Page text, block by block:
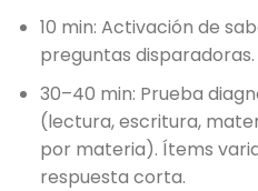
10 min: Activación de
preguntas disparadoras.
30–40 min: Prueba
(lectura, escritura,
por materia). Ítems
respuesta corta.